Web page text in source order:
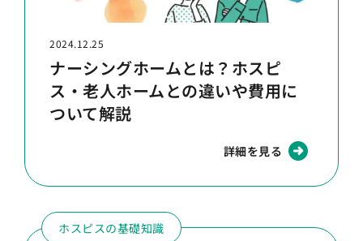
2024.12.25
ナーシングホームとは？ホスピ
ス・老人ホームとの違いや費用に
ついて解説
詳細を見る
ホスピスの基礎知識